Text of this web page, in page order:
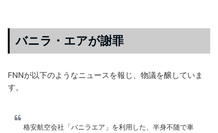
バニラ・エアが謝罪
FNNが以下のようなニュースを報じ、物議を醸していま
す。
格安航空会社「バニラエア」を利用した、半身不随で車